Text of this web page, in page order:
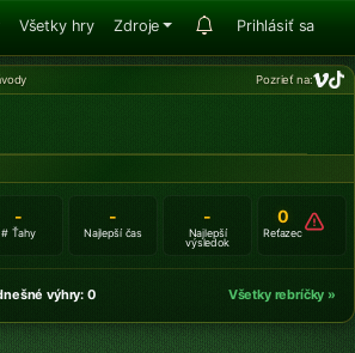
Všetky hry Zdroje Prihlásiť sa
Pozrieť na:
-
# Ťahy
-
Najlepší čas
-
Najlepší
výsledok
0
Reťazec
výhry: 0 Všetky rebríčky »